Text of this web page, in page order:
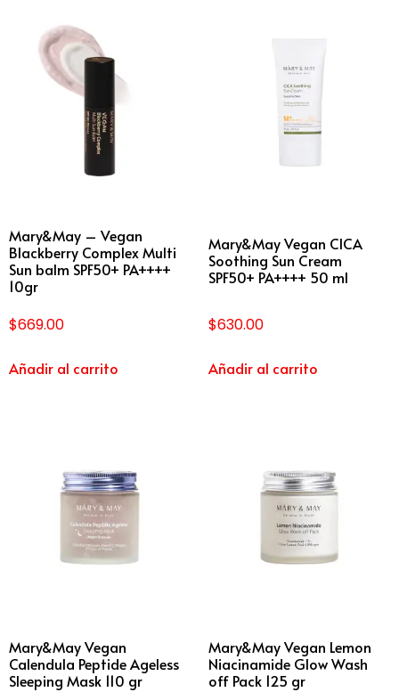
Mary&May – Vegan
Blackberry Complex Multi
Sun balm SPF50+ PA++++
10gr
$669.00
Añadir al carrito
Mary&May Vegan CICA
Soothing Sun Cream
SPF50+ PA++++ 50 ml
$630.00
Añadir al carrito
Mary&May Vegan
Calendula Peptide Ageless
Sleeping Mask 110 gr
Mary&May Vegan Lemon
Niacinamide Glow Wash
off Pack 125 gr